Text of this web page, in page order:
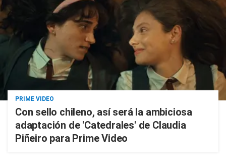
PRIME VIDEO
Con sello chileno, así será la ambiciosa
adaptación de 'Catedrales' de Claudia
Piñeiro para Prime Video